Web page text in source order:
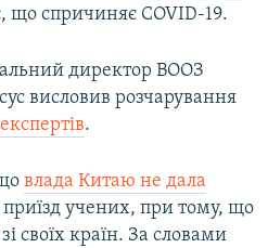
що спричиняє COVID-19.
директор ВООЗ
висловив розчарування
.
влада Китаю не дала
учених, при тому, що
своїх країн. За словами